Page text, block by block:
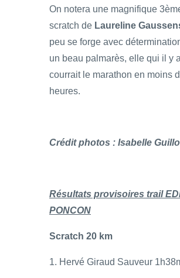
On notera une magnifique
scratch de Laureline
peu se forge avec
un beau palmarès, elle qui il y
courrait le marathon en moins
heures.
Crédit photos : Isabelle
Résultats provisoires trail
PONCON
Scratch 20 km
1. Hervé Giraud Sauveur